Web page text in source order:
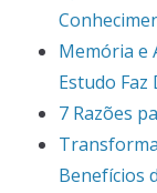
Memória e
Estudo Faz
7 Razões
Benefícios